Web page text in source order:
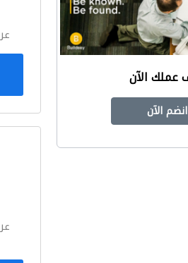
عملك الآن
انضم الآن